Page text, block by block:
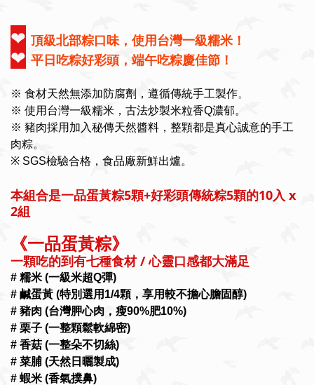
❤ 頂級北部粽口味，使用台灣一級糯米！
❤ 平日吃粽好彩頭，端午吃粽慶佳節！
※ 食材天然無添加防腐劑，遵循傳統手工製作。
※ 使用台灣一級糯米，古法炒製米粒香Q濃郁。
※ 豬肉採用加入秘傳天然醬料，整顆都是真心誠意的手工
肉粽。
※ SGS檢驗合格，食品廠新鮮出爐。
本組合是一品蛋黃粽5顆+好彩頭傳統粽5顆的10入 x
2組
《一品蛋黃粽》
一顆吃的到有七種食材 / 心靈口感都大滿足
# 糯米 (一級米超Q彈)
# 鹹蛋黃 (特別選用1/4顆，享用較不擔心膽固醇)
# 豬肉 (台灣胛心肉，瘦90%肥10%)
# 栗子 (一整顆鬆軟綿密)
# 香菇 (一整朵不切絲)
# 菜脯 (天然日曬製成)
# 蝦米 (香氣撲鼻)